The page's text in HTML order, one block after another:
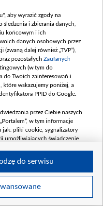
Polskiej S.A. w likwidacji,
określonej w art. 21 ust. 1
i telewizji (Dz. U. z 2022 r.
udzielenie dotacji celowej, o
29 grudnia 1992 r. o
1722 oraz z 2024 r. poz. 96)
199,48 PLN
2024
491,84 PLN
aby wyrazić zgody na
i zbierania danych,
końcowym i ich
danych osobowych przez
dalej również „TVP”),
pozostałych Zaufanych
(w tym do
do Twoich zainteresowań i
które wskazujemy poniżej, a
PPID do Google.
przez Ciebie naszych
w tym informacje
jak: pliki cookie, sygnalizatory
umożliwiających świadczenie
przez Ciebie
do serwisu